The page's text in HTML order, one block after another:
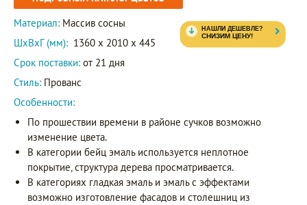
Материал: Массив сосны
ШxВxГ (мм): 1360 x 2010 x 445
Срок поставки: от 21 дня
Стиль: Прованс
Особенности:
По прошествии времени в районе сучков возможно
изменение цвета.
В категории бейц эмаль используется неплотное
покрытие, структура дерева просматривается.
В категориях гладкая эмаль и эмаль с эффектами
возможно изготовление фасадов и столешниц из